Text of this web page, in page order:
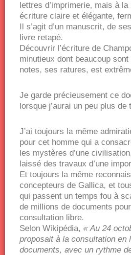
lettres d’imprimerie, mais à la
écriture claire et élégante,
Il s’agit d’un manuscrit, de
livre retapé.
Découvrir l’écriture de
minutieux dont beaucoup
notes, ses ratures, est
Je garde précieusement ce
lorsque j’aurai un peu plus de
J’ai toujours la même
pour cet homme qui a
les mystères d’une
laissé des travaux d’une
Et toujours la même
concepteurs de Gallica, et
qui passent un temps fou à
de millions de documents
consultation libre.
Selon Wikipédia, « Au 24
proposait à la consultation en
documents, avec un rythme